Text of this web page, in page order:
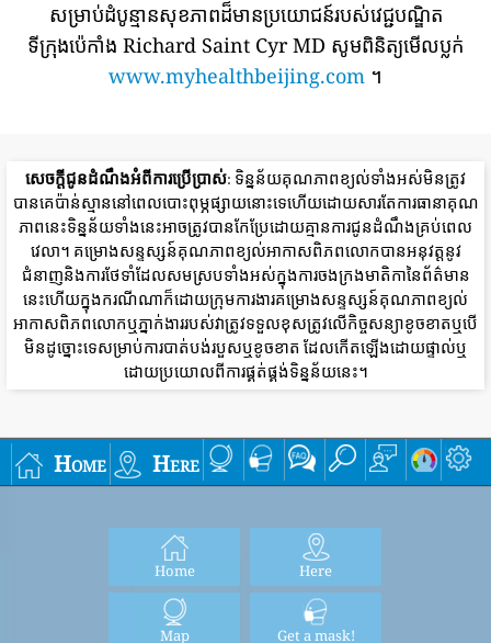
សម្រាប់ដំបូន្មានសុខភាពដ៏មានប្រយោជន៍របស់វេជ្ជបណ្ឌិត
ទីក្រុងប៉េកាំង Richard Saint Cyr MD សូមពិនិត្យមើលប្លក់
www.myhealthbeijing.com ។
សេចក្តីជូនដំណឹងអំពីការប្រើប្រាស់: ទិន្នន័យគុណភាពខ្យល់ទាំងអស់មិនត្រូវ
បានគេប៉ាន់ស្មាននៅពេលបោះពុម្ភផ្សាយនោះទេហើយដោយសារតែការធានាគុណ
ភាពនេះទិន្នន័យទាំងនេះអាចត្រូវបានកែប្រែដោយគ្មានការជូនដំណឹងគ្រប់ពេល
វេលា។ គម្រោងសន្ទស្សន៍គុណភាពខ្យល់អាកាសពិភពលោកបានអនុវត្តនូវ
ជំនាញនិងការថែទាំដែលសមស្របទាំងអស់ក្នុងការចងក្រងមាតិកានៃព័ត៌មាន
នេះហើយក្នុងករណីណាក៏ដោយក្រុមការងារគម្រោងសន្ទស្សន៍គុណភាពខ្យល់
អាកាសពិភពលោកឬភ្នាក់ងាររបស់វាត្រូវទទួលខុសត្រូវលើកិច្ចសន្យាខូចខាតឬបើ
មិនដូច្នោះទេសម្រាប់ការបាត់បង់របួសឬខូចខាត ដែលកើតឡើងដោយផ្ទាល់ឬ
ដោយប្រយោលពីការផ្គត់ផ្គង់ទិន្នន័យនេះ។
Home Here
Home Here
Map Get a mask!